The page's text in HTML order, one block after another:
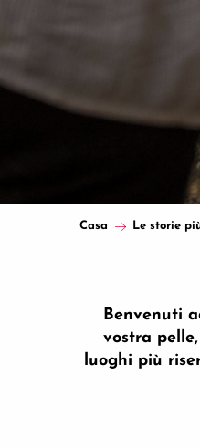
Casa Le storie
Benvenuti
vostra
luoghi più